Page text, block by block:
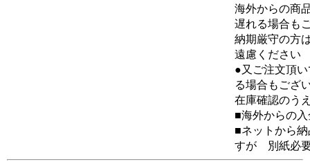
海外からの商
遅れる場合も
納期厳守の方
遠慮ください
●又ご注文頂
る場合もござ
在庫確認のう
■海外からの
■ネットから
すが 別紙必